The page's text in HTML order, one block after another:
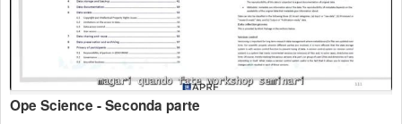
Ope Science - Seconda parte